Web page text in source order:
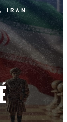
IRAN